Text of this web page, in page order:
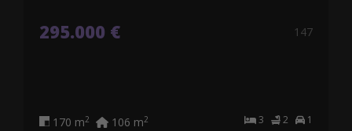
295.000 € 147
3 2 1
170 m2 106 m2